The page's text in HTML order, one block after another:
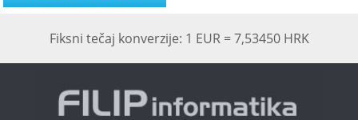
Fiksni tečaj konverzije: 1 EUR = 7,53450 HRK